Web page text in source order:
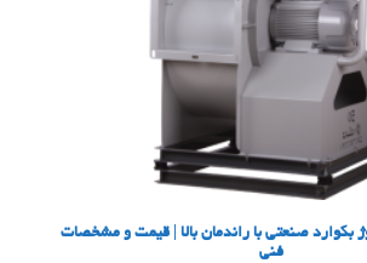
بکوارد صنعتی با راندمان بالا | قیمت و مشخصات
فنی